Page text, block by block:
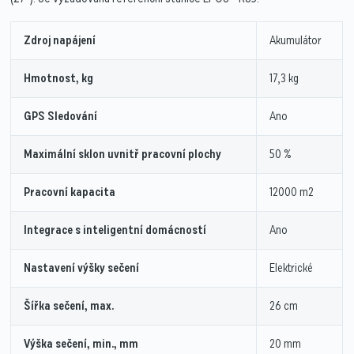
Zdroj napájení Akumulátor
Hmotnost, kg 17,3 kg
GPS Sledování Ano
Maximální sklon uvnitř pracovní plochy 50 %
Pracovní kapacita 12000 m2
Integrace s inteligentní domácností Ano
Nastavení výšky sečení Elektrické
Šířka sečení, max. 26 cm
Výška sečení, min., mm 20 mm